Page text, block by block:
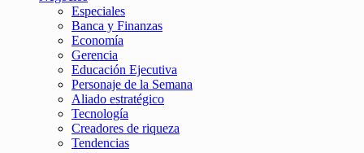
Especiales
Banca y Finanzas
Economía
Gerencia
Educación Ejecutiva
Personaje de la Semana
Aliado estratégico
Tecnología
Creadores de riqueza
Tendencias